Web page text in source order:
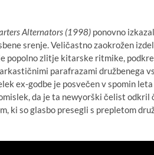
Alternators (1998) ponovno
srenje. Veličastno zaokrožen
popolno zlitje kitarske ritmike,
parafrazami družbenega
ex-godbe je posvečen v spomin
da je ta newyorški čelist
ki so glasbo presegli s prepletom